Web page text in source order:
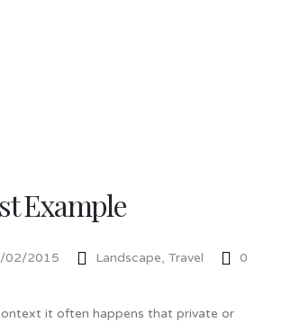
Example
02/2015 Landscape, Travel
0
it often happens that private or